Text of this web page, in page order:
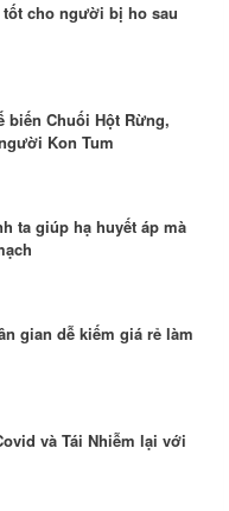
cho người bị ho sau
biến Chuối Hột Rừng,
Kon Tum
ta giúp hạ huyết áp mà
gian dễ kiếm giá rẻ làm
và Tái Nhiễm lại với